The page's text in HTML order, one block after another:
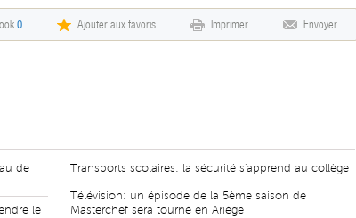
0 Ajouter aux favoris Imprimer Envoyer
de
le
Transports scolaires: la sécurité s'apprend au collège
Télévision: un épisode de la 5ème saison de
Masterchef sera tourné en Ariège